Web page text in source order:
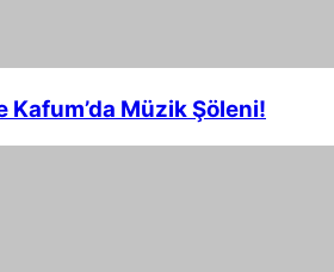
Kafum’da Müzik Şöleni!